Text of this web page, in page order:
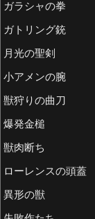
ガラシャの拳
ガトリング銃
月光の聖剣
小アメンの腕
獣狩りの曲刀
爆発金槌
獣肉断ち
ローレンスの頭蓋
異形の獣